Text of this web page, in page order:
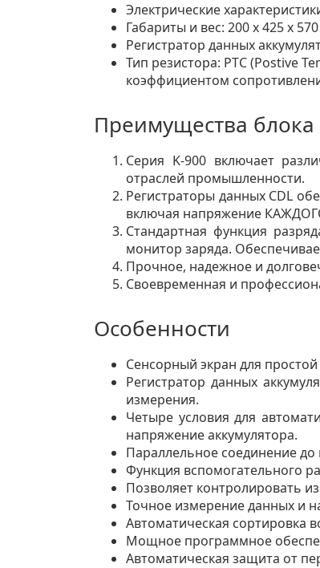
Электрические
Габариты и вес: 200 х 425 х
Регистратор данных
Тип резистора: PTC (Postive
коэффициентом
Преимущества блока
Серия K-900 включает
отраслей промышленности.
Регистраторы данных CDL
включая напряжение
Стандартная функция
монитор заряда.
Прочное, надежное и
Своевременная и
Особенности
Сенсорный экран для
Регистратор данных
измерения.
Четыре условия для
напряжение аккумулятора.
Параллельное соединение до
Функция вспомогательного
Позволяет контролировать
Точное измерение данных и
Автоматическая сортировка
Мощное программное
Автоматическая защита от